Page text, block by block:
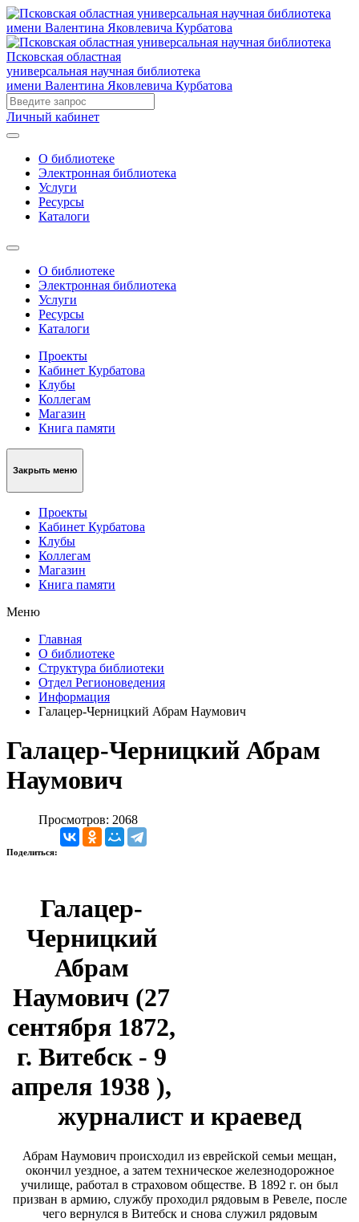
Псковская областная
универсальная научная библиотека
имени Валентина Яковлевича Курбатова
Личный кабинет
О библиотеке
Электронная библиотека
Услуги
Ресурсы
Каталоги
О библиотеке
Электронная библиотека
Услуги
Ресурсы
Каталоги
Проекты
Кабинет Курбатова
Клубы
Коллегам
Магазин
Книга памяти
Закрыть меню
Проекты
Кабинет Курбатова
Клубы
Коллегам
Магазин
Книга памяти
Меню
Главная
О библиотеке
Структура библиотеки
Отдел Регионоведения
Информация
Галацер-Черницкий Абрам Наумович
Галацер-Черницкий Абрам
Наумович
Просмотров: 2068
Поделиться:
Галацер-
Черницкий
Абрам
Наумович (27
сентября 1872,
г. Витебск - 9
апреля 1938 ),
журналист и краевед
Абрам Наумович происходил из еврейской семьи мещан,
окончил уездное, а затем техническое железнодорожное
училище, работал в страховом обществе. В 1892 г. он был
призван в армию, службу проходил рядовым в Ревеле, после
чего вернулся в Витебск и снова служил рядовым